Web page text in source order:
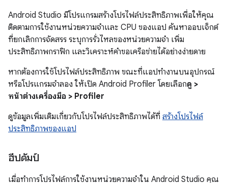
Android Studio มีโปรแกรมสร้างโปรไฟล์ประสิทธิภาพเพื่อให้คุณ
ติดตามการใช้งานหน่วยความจำและ CPU ของแอป ค้นหาออบเจ็กต์
ที่ยกเลิกการจัดสรร ระบุการรั่วไหลของหน่วยความจำ เพิ่ม
ประสิทธิภาพกราฟิก และวิเคราะห์คำขอเครือข่ายได้อย่างง่ายดาย
หากต้องการใช้โปรไฟล์ประสิทธิภาพ ขณะที่แอปทำงานบนอุปกรณ์
หรือโปรแกรมจำลอง ให้เปิด Android Profiler โดยเลือกดู >
หน้าต่างเครื่องมือ > Profiler
ดูข้อมูลเพิ่มเติมเกี่ยวกับโปรไฟล์ประสิทธิภาพได้ที่ สร้างโปรไฟล์
ประสิทธิภาพของแอป
ฮีปดัมป์
เมื่อทำการโปรไฟล์การใช้งานหน่วยความจำใน Android Studio คุณ